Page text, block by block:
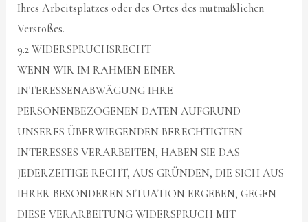
Ihres Arbeitsplatzes oder des Ortes des mutmaßlichen
Verstoßes.
9.2 WIDERSPRUCHSRECHT
WENN WIR IM RAHMEN EINER
INTERESSENABWÄGUNG IHRE
PERSONENBEZOGENEN DATEN AUFGRUND
UNSERES ÜBERWIEGENDEN BERECHTIGTEN
INTERESSES VERARBEITEN, HABEN SIE DAS
JEDERZEITIGE RECHT, AUS GRÜNDEN, DIE SICH AUS
IHRER BESONDEREN SITUATION ERGEBEN, GEGEN
DIESE VERARBEITUNG WIDERSPRUCH MIT